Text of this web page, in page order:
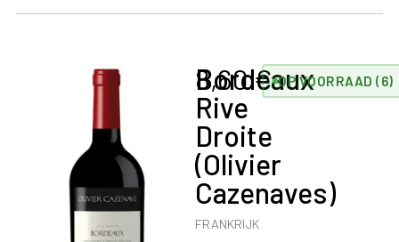
Bordeaux
Rive
Droite
(Olivier
Cazenaves)
FRANKRIJK
8,60€ OP VOORRAAD (6)